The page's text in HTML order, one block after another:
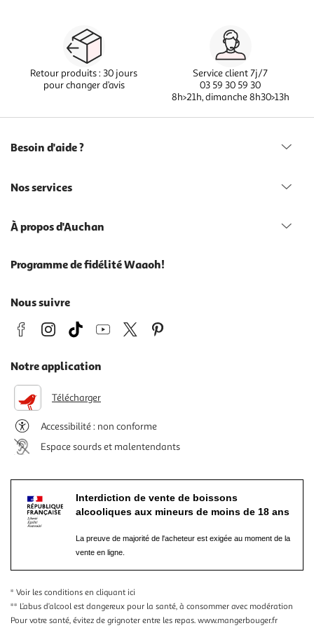
Retour produits : 30 jours
pour changer d’avis
Service client 7j/7
03 59 30 59 30
8h>21h, dimanche 8h30>13h
Besoin d'aide ?
Nos services
À propos d'Auchan
Programme de fidélité Waaoh!
Nous suivre
Notre application
Télécharger
Accessibilité : non conforme
Espace sourds et malentendants
Interdiction de vente de boissons
alcooliques aux mineurs de moins de 18 ans
La preuve de majorité de l'acheteur est exigée au moment de la
vente en ligne.
* Voir les conditions en cliquant ici
** L’abus d’alcool est dangereux pour la santé, à consommer avec modération
Pour votre santé, évitez de grignoter entre les repas. www.mangerbouger.fr